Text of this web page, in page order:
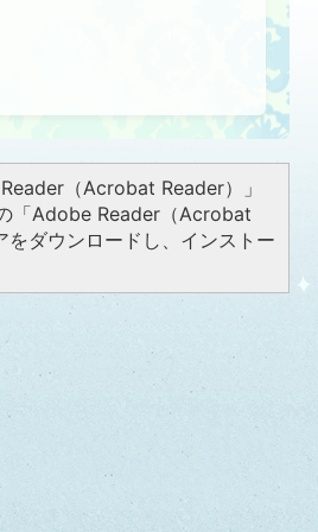
（Acrobat Reader）」
「Adobe Reader（Acrobat
ダウンロードし、インストー